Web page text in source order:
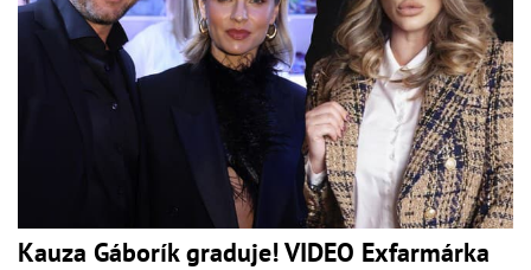
Kauza Gáborík graduje! VIDEO Exfarmárka